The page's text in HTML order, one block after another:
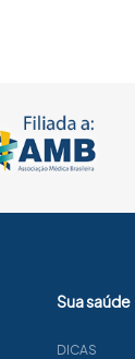
Sua saúde
DICAS